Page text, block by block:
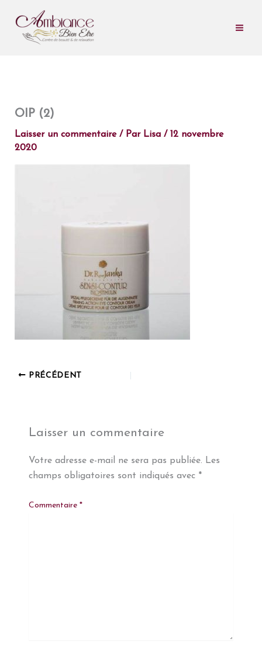
contenu
OIP (2)
Laisser un commentaire / Par Lisa / 12 novembre
2020
PRÉCÉDENT
Laisser un commentaire
Votre adresse e-mail ne sera pas publiée. Les
champs obligatoires sont indiqués avec *
Commentaire *